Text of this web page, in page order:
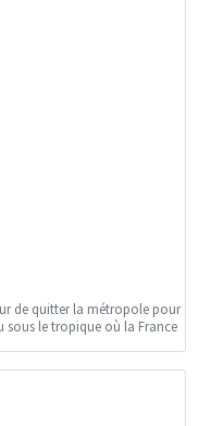
de quitter la métropole pour
le tropique où la France